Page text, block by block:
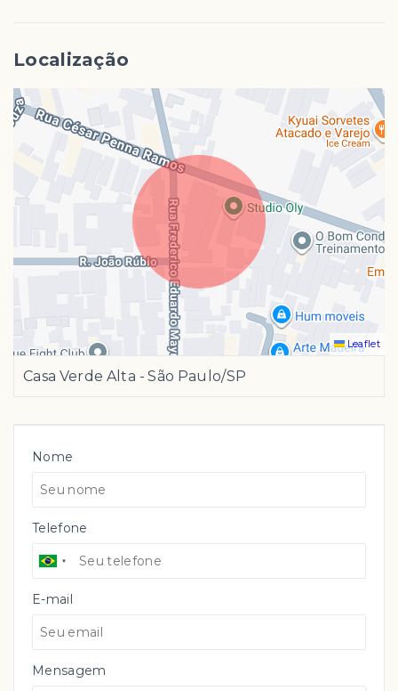
Nome
Telefone
E-mail
Mensagem
Localização
Leaflet
Casa Verde Alta - São Paulo/SP